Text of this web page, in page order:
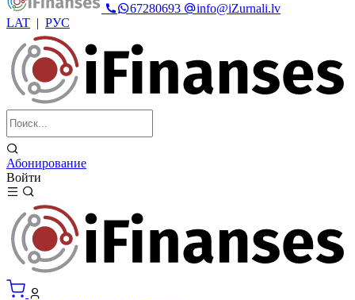
67280693
info@iZurnali.lv
LAT | РУС
Абонирование
Войти